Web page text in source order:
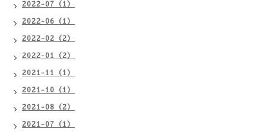
2022-07（1）
2022-06（1）
2022-02（2）
2022-01（2）
2021-11（1）
2021-10（1）
2021-08（2）
2021-07（1）